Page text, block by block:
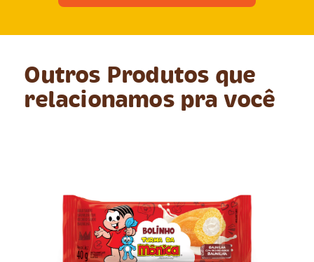
Outros Produtos que
relacionamos pra você